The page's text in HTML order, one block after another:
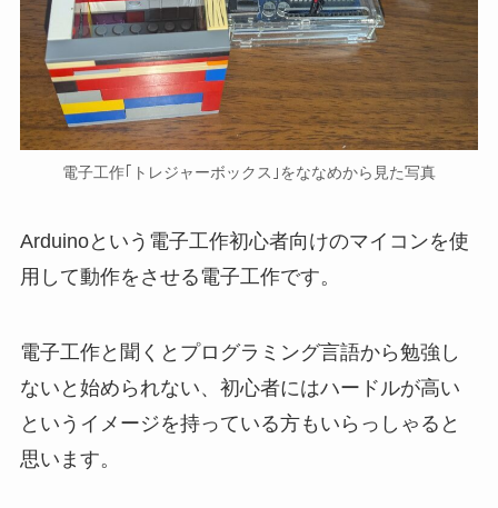
電子工作｢トレジャーボックス｣をななめから見た写真
Arduinoという電子工作初心者向けのマイコンを使
用して動作をさせる電子工作です。
電子工作と聞くとプログラミング言語から勉強し
ないと始められない、初心者にはハードルが高い
というイメージを持っている方もいらっしゃると
思います。